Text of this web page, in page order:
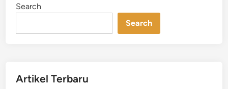
Search
Search
Artikel Terbaru